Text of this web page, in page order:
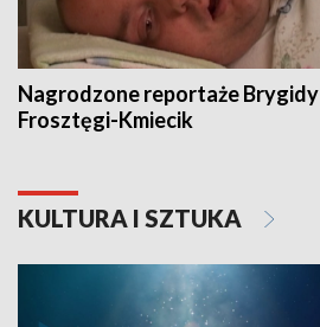
Nagrodzone reportaże Brygidy
Frosztęgi-Kmiecik
KULTURA I SZTUKA